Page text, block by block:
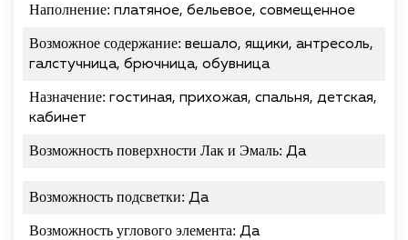
Наполнение: платяное, бельевое, совмещенное
Возможное содержание: вешало, ящики, антресоль,
галстучница, брючница, обувница
Назначение: гостиная, прихожая, спальня, детская,
кабинет
Возможность поверхности Лак и Эмаль: Да
Возможность подсветки: Да
Возможность углового элемента: Да